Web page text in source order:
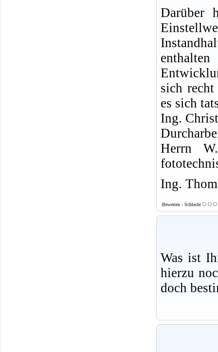
Darüber
sich
es sich
Ing.
Herrn
Ing.
Bewerten - Schlecht
Was ist
hierzu
doch